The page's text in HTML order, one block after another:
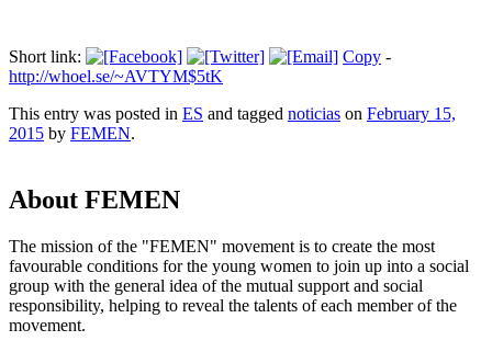
Short link: Copy -
http://whoel.se/~AVTYM$5tK
This entry was posted in ES and tagged noticias on February 15,
2015 by FEMEN.
About FEMEN
The mission of the "FEMEN" movement is to create the most
favourable conditions for the young women to join up into a social
group with the general idea of the mutual support and social
responsibility, helping to reveal the talents of each member of the
movement.